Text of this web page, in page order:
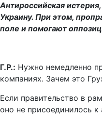
Антироссийская
Украину. При этом,
поле и помогают
Г.Р.: Нужно немедленно
компаниях. Зачем это
Если правительство в
оно не присоединилось